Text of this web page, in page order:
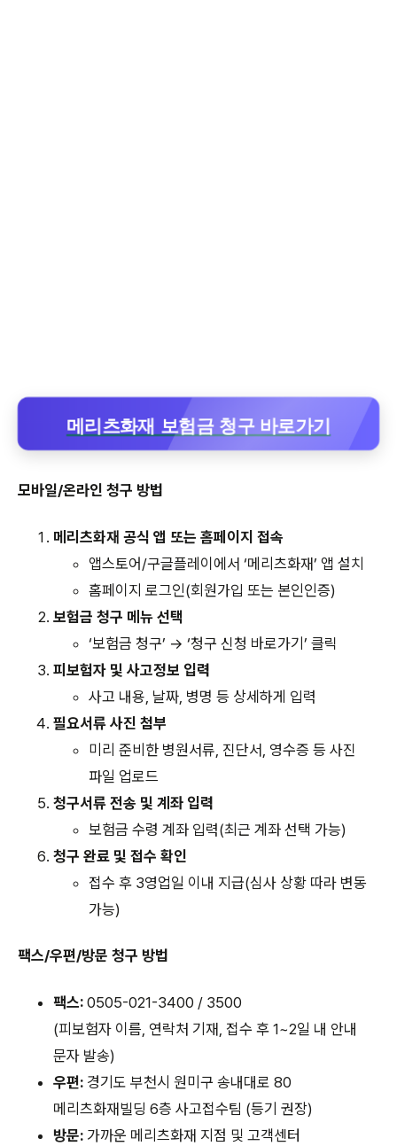
메리츠화재 보험금 청구 바로가기
모바일/온라인 청구 방법
메리츠화재 공식 앱 또는 홈페이지 접속
앱스토어/구글플레이에서 ‘메리츠화재’ 앱 설치
홈페이지 로그인(회원가입 또는 본인인증)
보험금 청구 메뉴 선택
‘보험금 청구’ → ‘청구 신청 바로가기’ 클릭
피보험자 및 사고정보 입력
사고 내용, 날짜, 병명 등 상세하게 입력
필요서류 사진 첨부
미리 준비한 병원서류, 진단서, 영수증 등 사진
파일 업로드
청구서류 전송 및 계좌 입력
보험금 수령 계좌 입력(최근 계좌 선택 가능)
청구 완료 및 접수 확인
접수 후 3영업일 이내 지급(심사 상황 따라 변동
가능)
팩스/우편/방문 청구 방법
팩스: 0505-021-3400 / 3500
(피보험자 이름, 연락처 기재, 접수 후 1~2일 내 안내
문자 발송)
우편: 경기도 부천시 원미구 송내대로 80
메리츠화재빌딩 6층 사고접수팀 (등기 권장)
방문: 가까운 메리츠화재 지점 및 고객센터